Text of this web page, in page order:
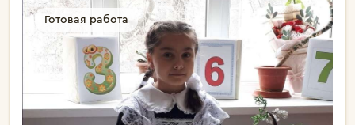
Готовая работа